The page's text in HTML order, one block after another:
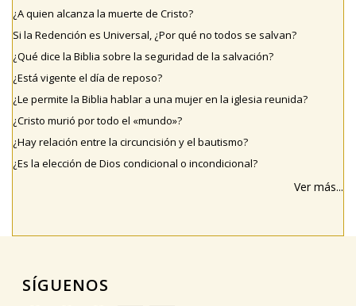
¿A quien alcanza la muerte de Cristo?
Si la Redención es Universal, ¿Por qué no todos se salvan?
¿Qué dice la Biblia sobre la seguridad de la salvación?
¿Está vigente el día de reposo?
¿Le permite la Biblia hablar a una mujer en la iglesia reunida?
¿Cristo murió por todo el «mundo»?
¿Hay relación entre la circuncisión y el bautismo?
¿Es la elección de Dios condicional o incondicional?
Ver más...
SÍGUENOS